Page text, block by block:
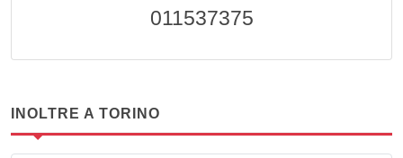
011537375
INOLTRE A TORINO